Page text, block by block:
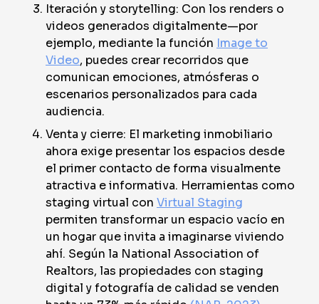
Iteración y storytelling: Con los renders o
videos generados digitalmente—por
ejemplo, mediante la función Image to
Video, puedes crear recorridos que
comunican emociones, atmósferas o
escenarios personalizados para cada
audiencia.
Venta y cierre: El marketing inmobiliario
ahora exige presentar los espacios desde
el primer contacto de forma visualmente
atractiva e informativa. Herramientas como
staging virtual con Virtual Staging
permiten transformar un espacio vacío en
un hogar que invita a imaginarse viviendo
ahí. Según la National Association of
Realtors, las propiedades con staging
digital y fotografía de calidad se venden